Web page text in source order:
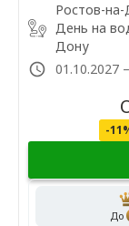
Ростов-
День на
Дону
01.10.2027
-
До